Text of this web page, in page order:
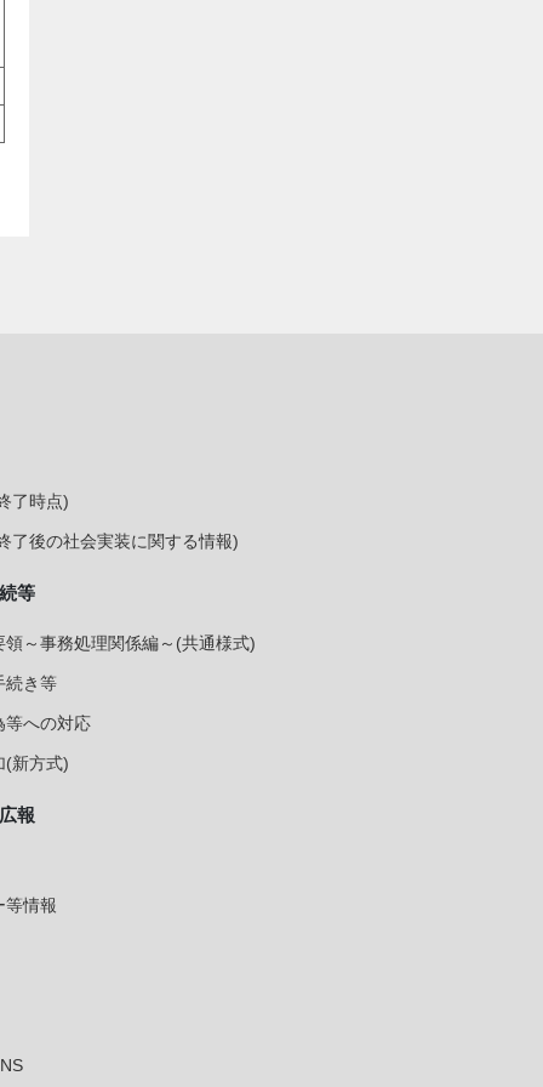
了時点)
了後の社会実装に関する情報)
等
～事務処理関係編～(共通様式)
続き等
等への対応
(新方式)
報
等情報